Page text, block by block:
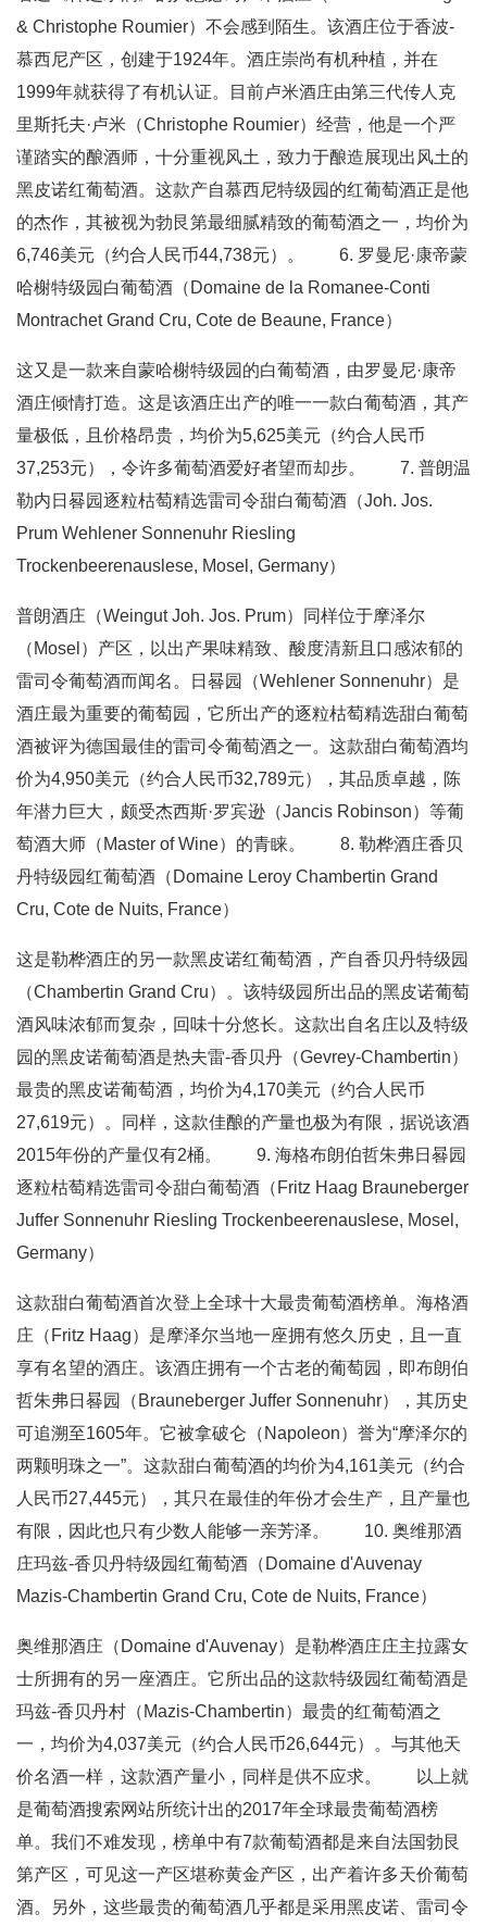
& Christophe Roumier）不会感到陌生。该酒庄位于香波-
慕西尼产区，创建于1924年。酒庄崇尚有机种植，并在
1999年就获得了有机认证。目前卢米酒庄由第三代传人克
里斯托夫·卢米（Christophe Roumier）经营，他是一个严
谨踏实的酿酒师，十分重视风土，致力于酿造展现出风土的
黑皮诺红葡萄酒。这款产自慕西尼特级园的红葡萄酒正是他
的杰作，其被视为勃艮第最细腻精致的葡萄酒之一，均价为
6,746美元（约合人民币44,738元）。 6. 罗曼尼·康帝蒙
哈榭特级园白葡萄酒（Domaine de la Romanee-Conti
Montrachet Grand Cru, Cote de Beaune, France）
这又是一款来自蒙哈榭特级园的白葡萄酒，由罗曼尼·康帝
酒庄倾情打造。这是该酒庄出产的唯一一款白葡萄酒，其产
量极低，且价格昂贵，均价为5,625美元（约合人民币
37,253元），令许多葡萄酒爱好者望而却步。 7. 普朗温
勒内日晷园逐粒枯萄精选雷司令甜白葡萄酒（Joh. Jos.
Prum Wehlener Sonnenuhr Riesling
Trockenbeerenauslese, Mosel, Germany）
普朗酒庄（Weingut Joh. Jos. Prum）同样位于摩泽尔
（Mosel）产区，以出产果味精致、酸度清新且口感浓郁的
雷司令葡萄酒而闻名。日晷园（Wehlener Sonnenuhr）是
酒庄最为重要的葡萄园，它所出产的逐粒枯萄精选甜白葡萄
酒被评为德国最佳的雷司令葡萄酒之一。这款甜白葡萄酒均
价为4,950美元（约合人民币32,789元），其品质卓越，陈
年潜力巨大，颇受杰西斯·罗宾逊（Jancis Robinson）等葡
萄酒大师（Master of Wine）的青睐。 8. 勒桦酒庄香贝
丹特级园红葡萄酒（Domaine Leroy Chambertin Grand
Cru, Cote de Nuits, France）
这是勒桦酒庄的另一款黑皮诺红葡萄酒，产自香贝丹特级园
（Chambertin Grand Cru）。该特级园所出品的黑皮诺葡萄
酒风味浓郁而复杂，回味十分悠长。这款出自名庄以及特级
园的黑皮诺葡萄酒是热夫雷-香贝丹（Gevrey-Chambertin）
最贵的黑皮诺葡萄酒，均价为4,170美元（约合人民币
27,619元）。同样，这款佳酿的产量也极为有限，据说该酒
2015年份的产量仅有2桶。 9. 海格布朗伯哲朱弗日晷园
逐粒枯萄精选雷司令甜白葡萄酒（Fritz Haag Brauneberger
Juffer Sonnenuhr Riesling Trockenbeerenauslese, Mosel,
Germany）
这款甜白葡萄酒首次登上全球十大最贵葡萄酒榜单。海格酒
庄（Fritz Haag）是摩泽尔当地一座拥有悠久历史，且一直
享有名望的酒庄。该酒庄拥有一个古老的葡萄园，即布朗伯
哲朱弗日晷园（Brauneberger Juffer Sonnenuhr），其历史
可追溯至1605年。它被拿破仑（Napoleon）誉为“摩泽尔的
两颗明珠之一”。这款甜白葡萄酒的均价为4,161美元（约合
人民币27,445元），其只在最佳的年份才会生产，且产量也
有限，因此也只有少数人能够一亲芳泽。 10. 奥维那酒
庄玛兹-香贝丹特级园红葡萄酒（Domaine d'Auvenay
Mazis-Chambertin Grand Cru, Cote de Nuits, France）
奥维那酒庄（Domaine d'Auvenay）是勒桦酒庄庄主拉露女
士所拥有的另一座酒庄。它所出品的这款特级园红葡萄酒是
玛兹-香贝丹村（Mazis-Chambertin）最贵的红葡萄酒之
一，均价为4,037美元（约合人民币26,644元）。与其他天
价名酒一样，这款酒产量小，同样是供不应求。 以上就
是葡萄酒搜索网站所统计出的2017年全球最贵葡萄酒榜
单。我们不难发现，榜单中有7款葡萄酒都是来自法国勃艮
第产区，可见这一产区堪称黄金产区，出产着许多天价葡萄
酒。另外，这些最贵的葡萄酒几乎都是采用黑皮诺、雷司令